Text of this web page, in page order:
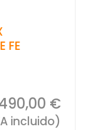
FE
€
incluido)